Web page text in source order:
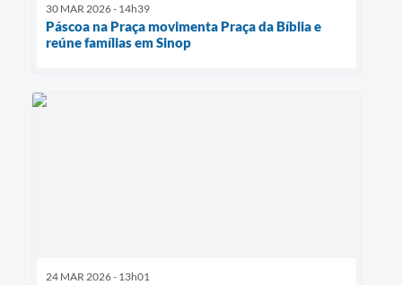
30 MAR 2026 - 14h39
Páscoa na Praça movimenta Praça da Bíblia e
reúne famílias em Sinop
24 MAR 2026 - 13h01